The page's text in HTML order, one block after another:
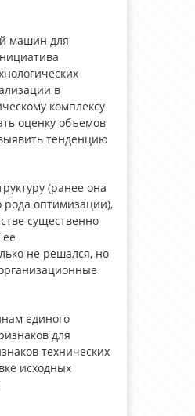
машин для
в
комплексу
оценку объемов
тенденцию
(ранее она
рода оптимизации),
существенно
не решался, но
единого
для
технических
исходных